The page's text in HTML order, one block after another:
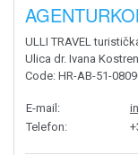
ULLI TRAVEL
Ulica dr. Ivana
Code: HR-AB-51-
E-mail :
Telefon: